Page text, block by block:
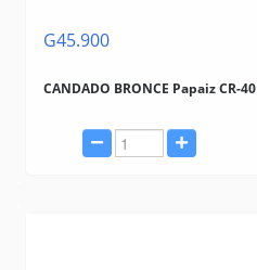
G45.900
CANDADO BRONCE Papaiz CR-40